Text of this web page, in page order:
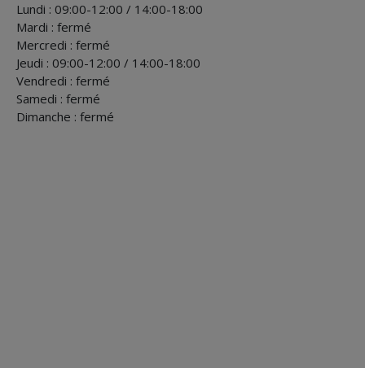
Lundi : 09:00-12:00 / 14:00-18:00
Mardi : fermé
Mercredi : fermé
Jeudi : 09:00-12:00 / 14:00-18:00
Vendredi : fermé
Samedi : fermé
Dimanche : fermé